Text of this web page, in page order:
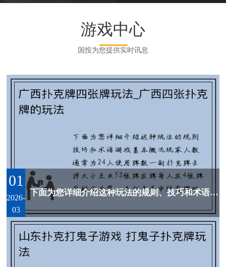
江苏怡宁能源实业集团有限公司游戏中心
国投为您提供实时讯息
01
2026-
03
下面为您详细介绍这种玩法的规则、技巧和术语。 游戏基本概况 * 玩家人数： 通常为2-4人。 * 使用牌数： 一副扑克牌，去掉大小王，共52张牌。 * 发牌： 每人发4张牌。 * 目标： 成为第一个打...